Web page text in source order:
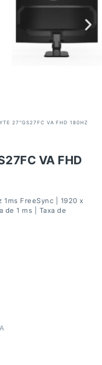
27″GS27FC VA FHD 180HZ
VA FHD
1ms FreeSync | 1920 x
de 1 ms | Taxa de